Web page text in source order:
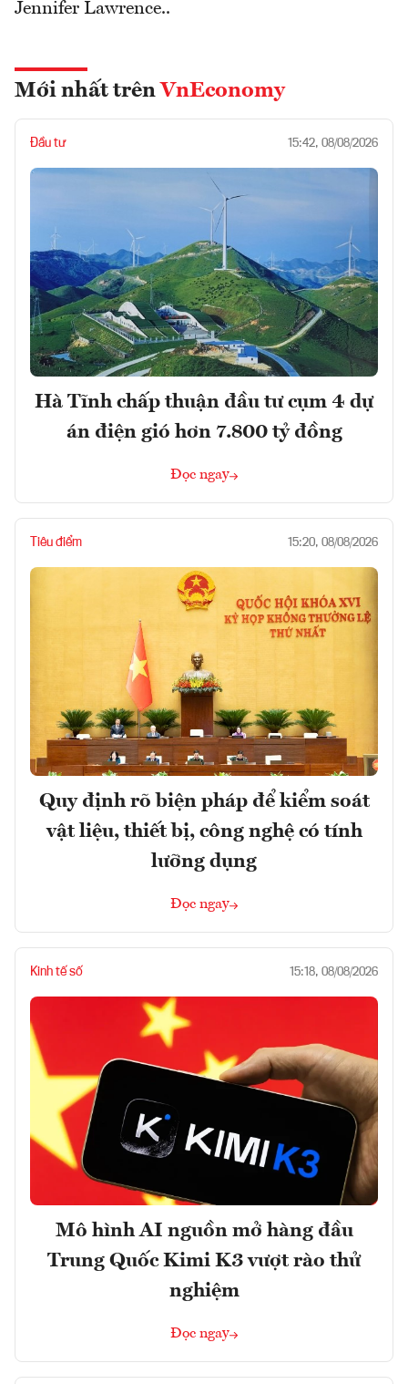
Jennifer Lawrence..
Mới nhất trên VnEconomy
Đầu tư 15:42, 08/08/2026
Hà Tĩnh chấp thuận đầu tư cụm 4 dự
án điện gió hơn 7.800 tỷ đồng
Đọc ngay
Tiêu điểm 15:20, 08/08/2026
Quy định rõ biện pháp để kiểm soát
vật liệu, thiết bị, công nghệ có tính
lưỡng dụng
Đọc ngay
Kinh tế số 15:18, 08/08/2026
Mô hình AI nguồn mở hàng đầu
Trung Quốc Kimi K3 vượt rào thử
nghiệm
Đọc ngay